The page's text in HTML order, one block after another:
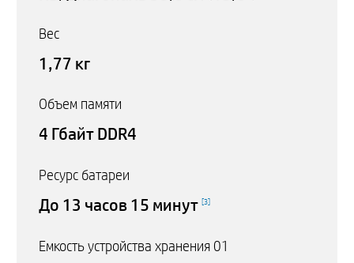
Вес
1,77 кг
Объем памяти
4 Гбайт DDR4
Ресурс батареи
До 13 часов 15 минут [3]
Емкость устройства хранения 01